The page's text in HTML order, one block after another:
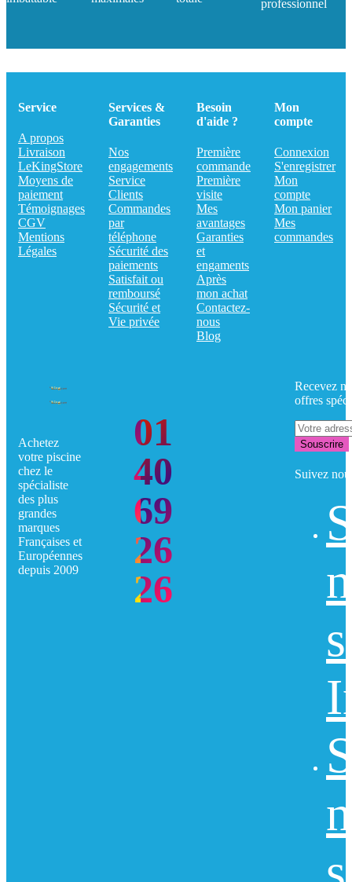
professionnel
Service
A propos
Livraison
LeKingStore
Moyens de
paiement
Témoignages
CGV
Mentions
Légales
Services &
Garanties
Nos
engagements
Service
Clients
Commandes
par
téléphone
Sécurité des
paiements
Satisfait ou
remboursé
Sécurité et
Vie privée
Besoin
d'aide ?
Première
commande
Première
visite
Mes
avantages
Garanties
et
engaments
Après
mon achat
Contactez-
nous
Blog
Mon
compte
Connexion
S'enregistrer
Mon
compte
Mon panier
Mes
commandes
Achetez
votre piscine
chez le
spécialiste
des plus
grandes
marques
Françaises et
Européennes
depuis 2009
01
40
69
26
26
Recevez
offres
Souscrire
Suivez